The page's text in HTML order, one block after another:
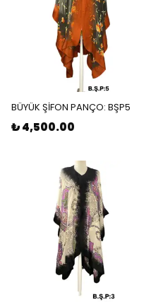
BÜYÜK ŞİFON PANÇO: BŞP5
₺ 4,500.00